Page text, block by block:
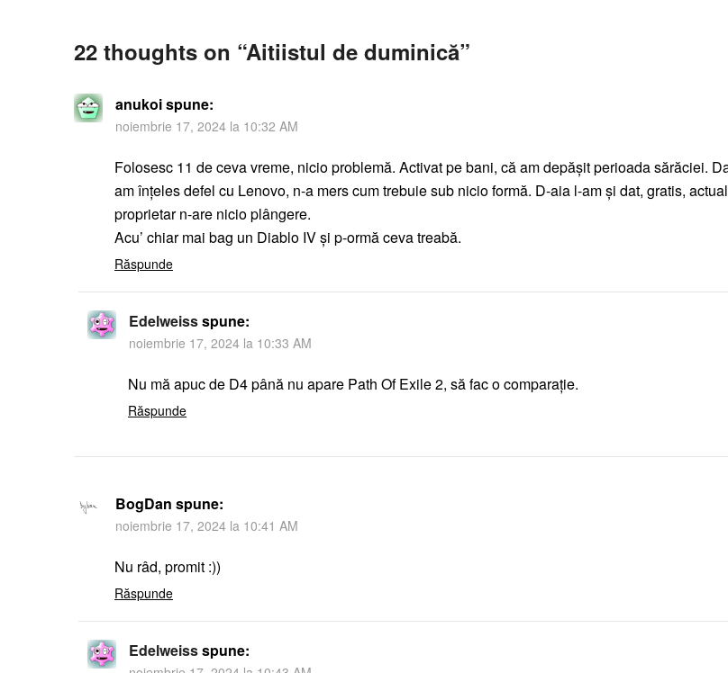
22 thoughts on “Aitiistul de duminică”
anukoispune:
noiembrie 17, 2024 la 10:32 AM
Folosesc 11 de ceva vreme, nicio problemă. Activat pe bani, că am depășit perioada sărăciei.
am înțeles defel cu Lenovo, n-a mers cum trebuie sub nicio formă. D-aia l-am și dat, gratis,
proprietar n-are nicio plângere.
Acu’ chiar mai bag un Diablo IV și p-ormă ceva treabă.
Răspunde
Edelweissspune:
noiembrie 17, 2024 la 10:33 AM
Nu mă apuc de D4 până nu apare Path Of Exile 2, să fac o comparație.
Răspunde
BogDan spune:
noiembrie 17, 2024 la 10:41 AM
Nu râd, promit :))
Răspunde
Edelweissspune: